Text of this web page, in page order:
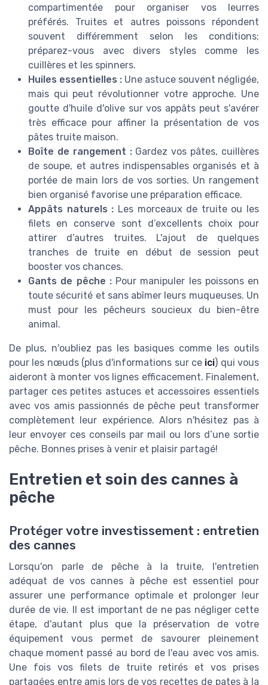
compartimentée pour organiser vos leurres
préférés. Truites et autres poissons répondent
souvent différemment selon les conditions;
préparez-vous avec divers styles comme les
cuillères et les spinners.
Huiles essentielles : Une astuce souvent négligée,
mais qui peut révolutionner votre approche. Une
goutte d'huile d'olive sur vos appâts peut s'avérer
très efficace pour affiner la présentation de vos
pâtes truite maison.
Boîte de rangement :Gardez vos pâtes, cuillères
de soupe, et autres indispensables organisés et à
portée de main lors de vos sorties. Un rangement
bien organisé favorise une préparation efficace.
Appâts naturels : Les morceaux de truite ou les
filets en conserve sont d’excellents choix pour
attirer d’autres truites. L'ajout de quelques
tranches de truite en début de session peut
booster vos chances.
Gants de pêche :Pour manipuler les poissons en
toute sécurité et sans abîmer leurs muqueuses. Un
must pour les pêcheurs soucieux du bien-être
animal.
De plus, n'oubliez pas les basiques comme les outils
pour les nœuds (plus d'informations sur ce ici) qui vous
aideront à monter vos lignes efficacement. Finalement,
partager ces petites astuces et accessoires essentiels
avec vos amis passionnés de pêche peut transformer
complètement leur expérience. Alors n'hésitez pas à
leur envoyer ces conseils par mail ou lors d’une sortie
pêche. Bonnes prises à venir et plaisir partagé!
Entretien et soin des cannes à
pêche
Protéger votre investissement : entretien
des cannes
Lorsqu'on parle de pêche à la truite, l'entretien
adéquat de vos cannes à pêche est essentiel pour
assurer une performance optimale et prolonger leur
durée de vie. Il est important de ne pas négliger cette
étape, d'autant plus que la préservation de votre
équipement vous permet de savourer pleinement
chaque moment passé au bord de l'eau avec vos amis.
Une fois vos filets de truite retirés et vos prises
partagées entre amis lors de vos recettes de pates à la